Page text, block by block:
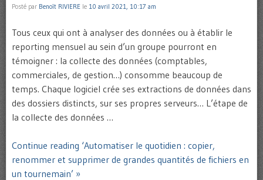
Posté par Benoît RIVIERE le 10 avril 2021, 10:17 am
Tous ceux qui ont à analyser des données ou à établir le
reporting mensuel au sein d’un groupe pourront en
témoigner : la collecte des données (comptables,
commerciales, de gestion…) consomme beaucoup de
temps. Chaque logiciel crée ses extractions de données dans
des dossiers distincts, sur ses propres serveurs… L’étape de
la collecte des données …
Continue reading ‘Automatiser le quotidien : copier,
renommer et supprimer de grandes quantités de fichiers en
un tournemain’ »